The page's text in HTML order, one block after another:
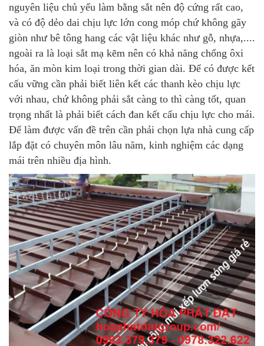
nguyên liệu chủ yếu làm bằng sắt nên độ cứng rất cao,
và có độ dẻo dai chịu lực lớn cong móp chứ không gãy
giòn như bê tông hang các vật liệu khác như gỗ, nhựa,....
ngoài ra là loại sắt mạ kẽm nên có khả năng chống ôxi
hóa, ăn mòn kim loại trong thời gian dài. Để có được kết
cấu vững cần phải biết liên kết các thanh kèo chịu lực
với nhau, chứ không phải sắt càng to thì càng tốt, quan
trọng nhất là phải biết cách đan kết cấu chịu lực cho mái.
Để làm được vấn đề trên cần phải chọn lựa nhà cung cấp
lắp đặt có chuyên môn lâu năm, kinh nghiệm các dạng
mái trên nhiều địa hình.